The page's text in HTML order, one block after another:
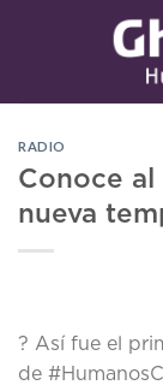
RADIO
Conoce
nueva
? Así fue el
de